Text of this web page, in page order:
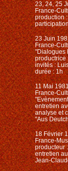
23, 24, 25
France-
production
23 Juin
France-
"Dialogues
productrice
invités :
durée : 1h
11 Mai
France-
entretien
analyse et
"Aus
18 Février
France-
producteur
entretien
Jean-